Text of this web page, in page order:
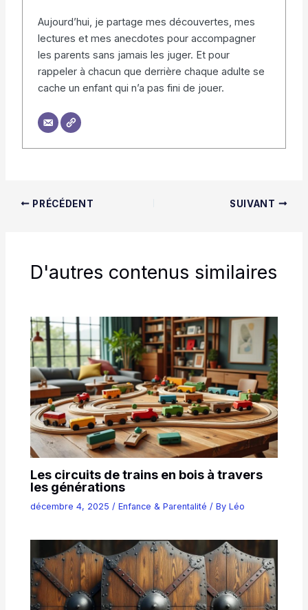
Aujourd’hui, je partage mes découvertes, mes
lectures et mes anecdotes pour accompagner
les parents sans jamais les juger. Et pour
rappeler à chacun que derrière chaque adulte se
cache un enfant qui n’a pas fini de jouer.
PRÉCÉDENT SUIVANT
D'autres contenus similaires
Les circuits de trains en bois à travers
les générations
décembre 4, 2025 /Enfance & Parentalité / ByLéo